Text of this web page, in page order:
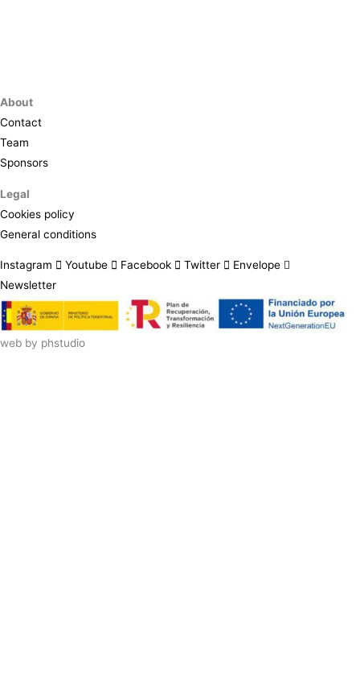
About
Contact
Team
Sponsors
Legal
Cookies policy
General conditions
Instagram Youtube Facebook Twitter
Envelope
Newsletter
web by phstudio